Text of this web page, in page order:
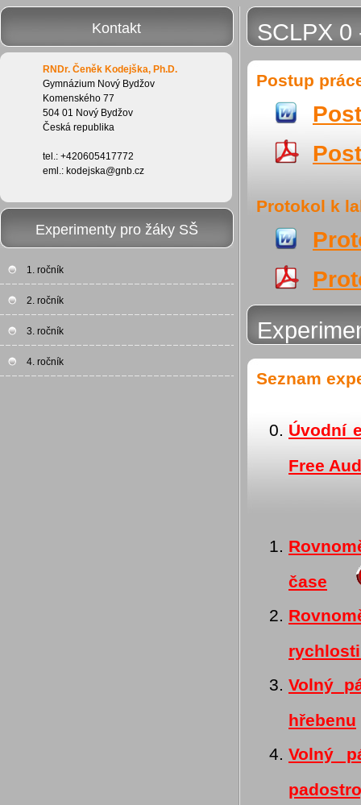
SCLPX 0
Postup
Protokol k
Seznam
Úvodní
Free
čase
Volný
hřebenu
Volný
Kontakt
RNDr. Čeněk Kodejška, Ph.D.
Gymnázium Nový Bydžov
Komenského 77
504 01 Nový Bydžov
Česká republika
tel.: +420605417772
eml.: kodejska@gnb.cz
Experimenty pro žáky SŠ
1. ročník
2. ročník
3. ročník
4. ročník